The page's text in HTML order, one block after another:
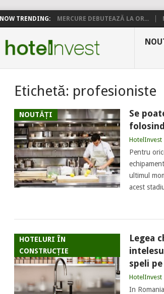
NOW TRENDING: MERCURE DEBUTEAZĂ LA OR...
Etichetă: profesioniste
NOUTĂȚI
Se
HotelInvest
Pentru
ultimul
acest
HOTELURI ÎN
CONSTRUCȚIE
Legea
speli
HotelInvest
In